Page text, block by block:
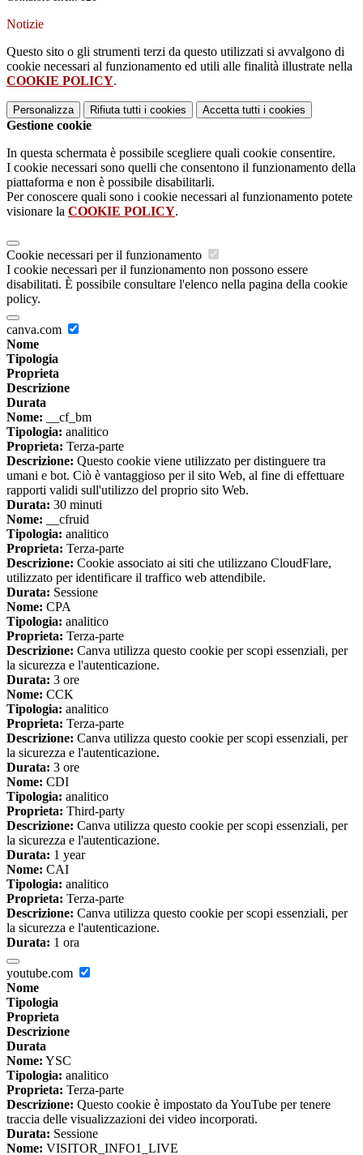
Notizie
Questo sito o gli strumenti terzi da questo utilizzati si avvalgono di
cookie necessari al funzionamento ed utili alle finalità illustrate nella
COOKIE POLICY.
Personalizza Rifiuta tutti i cookies Accetta tutti i cookies
Gestione cookie
In questa schermata è possibile scegliere quali cookie consentire.
I cookie necessari sono quelli che consentono il funzionamento della
piattaforma e non è possibile disabilitarli.
Per conoscere quali sono i cookie necessari al funzionamento potete
visionare la COOKIE POLICY.
Cookie necessari per il funzionamento
I cookie necessari per il funzionamento non possono essere
disabilitati. È possibile consultare l'elenco nella pagina della cookie
policy.
canva.com
Nome
Tipologia
Proprieta
Descrizione
Durata
Nome: __cf_bm
Tipologia: analitico
Proprieta: Terza-parte
Descrizione: Questo cookie viene utilizzato per distinguere tra
umani e bot. Ciò è vantaggioso per il sito Web, al fine di effettuare
rapporti validi sull'utilizzo del proprio sito Web.
Durata: 30 minuti
Nome: __cfruid
Tipologia: analitico
Proprieta: Terza-parte
Descrizione: Cookie associato ai siti che utilizzano CloudFlare,
utilizzato per identificare il traffico web attendibile.
Durata: Sessione
Nome: CPA
Tipologia: analitico
Proprieta: Terza-parte
Descrizione: Canva utilizza questo cookie per scopi essenziali, per
la sicurezza e l'autenticazione.
Durata: 3 ore
Nome: CCK
Tipologia: analitico
Proprieta: Terza-parte
Descrizione: Canva utilizza questo cookie per scopi essenziali, per
la sicurezza e l'autenticazione.
Durata: 3 ore
Nome: CDI
Tipologia: analitico
Proprieta: Third-party
Descrizione: Canva utilizza questo cookie per scopi essenziali, per
la sicurezza e l'autenticazione.
Durata: 1 year
Nome: CAI
Tipologia: analitico
Proprieta: Terza-parte
Descrizione: Canva utilizza questo cookie per scopi essenziali, per
la sicurezza e l'autenticazione.
Durata: 1 ora
youtube.com
Nome
Tipologia
Proprieta
Descrizione
Durata
Nome: YSC
Tipologia: analitico
Proprieta: Terza-parte
Descrizione: Questo cookie è impostato da YouTube per tenere
traccia delle visualizzazioni dei video incorporati.
Durata: Sessione
Nome: VISITOR_INFO1_LIVE